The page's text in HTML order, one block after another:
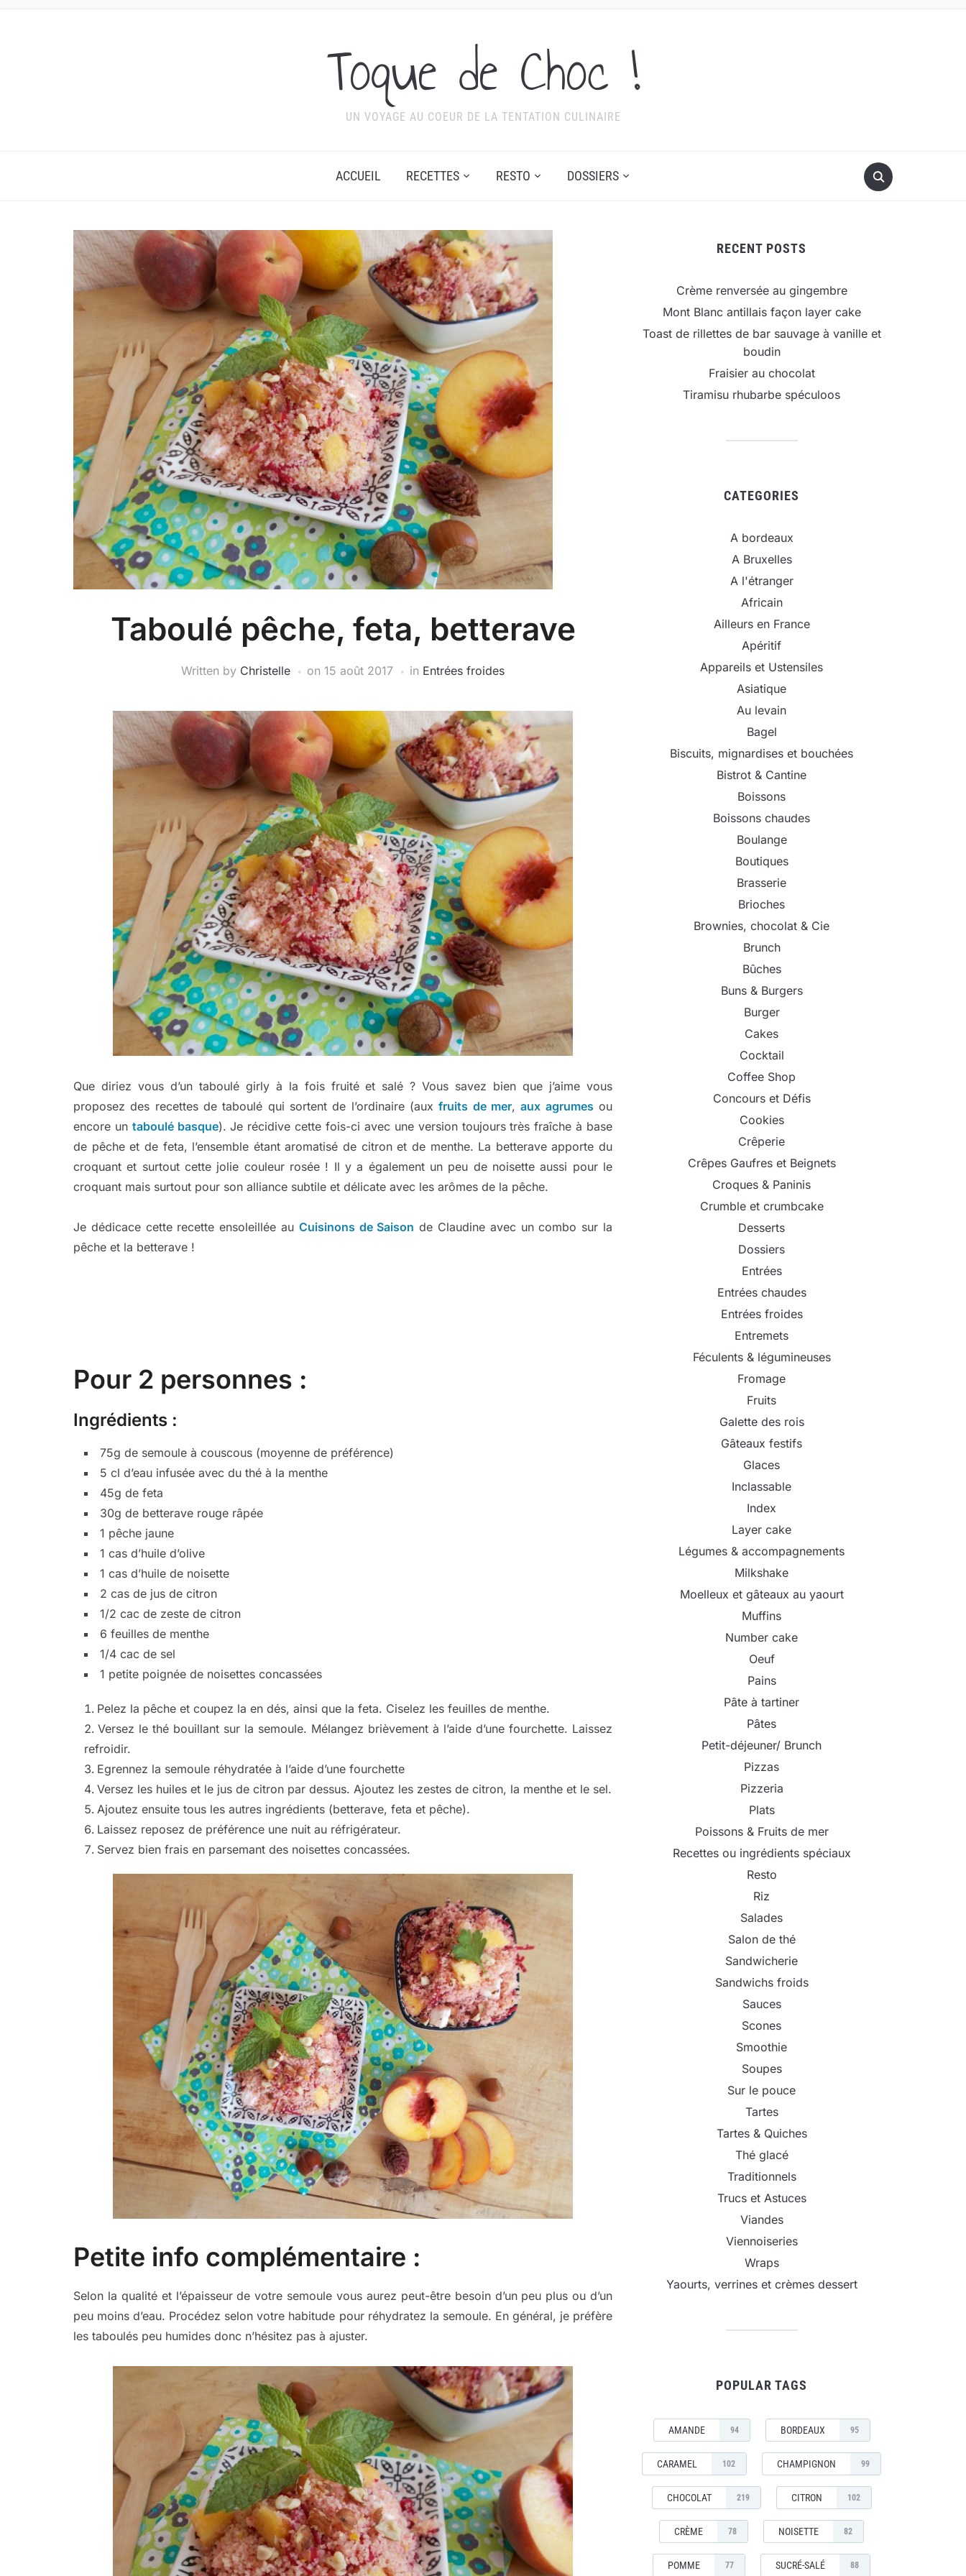
Toque de Choc !
UN VOYAGE AU COEUR DE LA TENTATION CULINAIRE
ACCUEIL RECETTES RESTO DOSSIERS
Taboulé pêche, feta, betterave
Written by Christelle on 15 août 2017 in Entrées froides
Que diriez vous d’un taboulé girly à la fois fruité et salé ? Vous savez bien que j’aime vous
proposez des recettes de taboulé qui sortent de l’ordinaire (auxfruits de mer,aux agrumes ou
encore un taboulé basque). Je récidive cette fois-ci avec une version toujours très fraîche à base
de pêche et de feta, l’ensemble étant aromatisé de citron et de menthe. La betterave apporte du
croquant et surtout cette jolie couleur rosée ! Il y a également un peu de noisette aussi pour le
croquant mais surtout pour son alliance subtile et délicate avec les arômes de la pêche.
Je dédicace cette recette ensoleillée au Cuisinons de Saison de Claudine avec un combo sur la
pêche et la betterave !
Pour 2 personnes :
Ingrédients :
75g de semoule à couscous (moyenne de préférence)
5 cl d’eau infusée avec du thé à la menthe
45g de feta
30g de betterave rouge râpée
1 pêche jaune
1 cas d’huile d’olive
1 cas d’huile de noisette
2 cas de jus de citron
1/2 cac de zeste de citron
6 feuilles de menthe
1/4 cac de sel
1 petite poignée de noisettes concassées
Pelez la pêche et coupez la en dés, ainsi que la feta. Ciselez les feuilles de menthe.
Versez le thé bouillant sur la semoule. Mélangez brièvement à l’aide d’une fourchette. Laissez
refroidir.
Egrennez la semoule réhydratée à l’aide d’une fourchette
Versez les huiles et le jus de citron par dessus. Ajoutez les zestes de citron, la menthe et le sel.
Ajoutez ensuite tous les autres ingrédients (betterave, feta et pêche).
Laissez reposez de préférence une nuit au réfrigérateur.
Servez bien frais en parsemant des noisettes concassées.
Petite info complémentaire :
Selon la qualité et l’épaisseur de votre semoule vous aurez peut-être besoin d’un peu plus ou d’un
peu moins d’eau. Procédez selon votre habitude pour réhydratez la semoule. En général, je préfère
les taboulés peu humides donc n’hésitez pas à ajuster.
RECENT POSTS
Crème renversée au gingembre
Mont Blanc antillais façon layer cake
Toast de rillettes de bar sauvage à vanille et
boudin
Fraisier au chocolat
Tiramisu rhubarbe spéculoos
CATEGORIES
A bordeaux
A Bruxelles
A l'étranger
Africain
Ailleurs en France
Apéritif
Appareils et Ustensiles
Asiatique
Au levain
Bagel
Biscuits, mignardises et bouchées
Bistrot & Cantine
Boissons
Boissons chaudes
Boulange
Boutiques
Brasserie
Brioches
Brownies, chocolat & Cie
Brunch
Bûches
Buns & Burgers
Burger
Cakes
Cocktail
Coffee Shop
Concours et Défis
Cookies
Crêperie
Crêpes Gaufres et Beignets
Croques & Paninis
Crumble et crumbcake
Desserts
Dossiers
Entrées
Entrées chaudes
Entrées froides
Entremets
Féculents & légumineuses
Fromage
Fruits
Galette des rois
Gâteaux festifs
Glaces
Inclassable
Index
Layer cake
Légumes & accompagnements
Milkshake
Moelleux et gâteaux au yaourt
Muffins
Number cake
Oeuf
Pains
Pâte à tartiner
Pâtes
Petit-déjeuner/ Brunch
Pizzas
Pizzeria
Plats
Poissons & Fruits de mer
Recettes ou ingrédients spéciaux
Resto
Riz
Salades
Salon de thé
Sandwicherie
Sandwichs froids
Sauces
Scones
Smoothie
Soupes
Sur le pouce
Tartes
Tartes & Quiches
Thé glacé
Traditionnels
Trucs et Astuces
Viandes
Viennoiseries
Wraps
Yaourts, verrines et crèmes dessert
POPULAR TAGS
AMANDE 94 BORDEAUX 95
CARAMEL 102 CHAMPIGNON 99
CHOCOLAT 219 CITRON 102
CRÈME 78 NOISETTE 82
POMME 77 SUCRÉ-SALÉ 88